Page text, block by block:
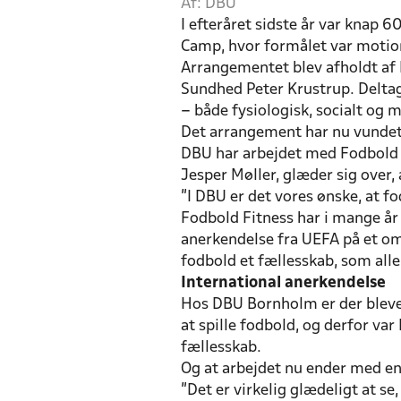
Af: DBU
I efteråret sidste år var knap
Camp, hvor formålet var
Arrangementet blev afholdt af
Sundhed Peter Krustrup.
– både fysiologisk, socialt og
Det arrangement har nu
DBU har arbejdet med
Jesper Møller, glæder sig
”I DBU er det vores ønske, at
Fodbold Fitness har i mange
anerkendelse fra UEFA på et
fodbold et fællesskab, som
International anerkendelse
Hos DBU Bornholm er der
at spille fodbold, og derfor var
fællesskab.
Og at arbejdet nu ender med
”Det er virkelig glædeligt at